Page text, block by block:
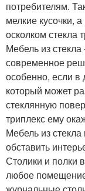
потребителям.
мелкие кусочки,
осколком стекла
Мебель из
современное
особенно, если в
который может
стеклянную
триплекс ему
Мебель из стекла
обставить
Столики и полки
любое